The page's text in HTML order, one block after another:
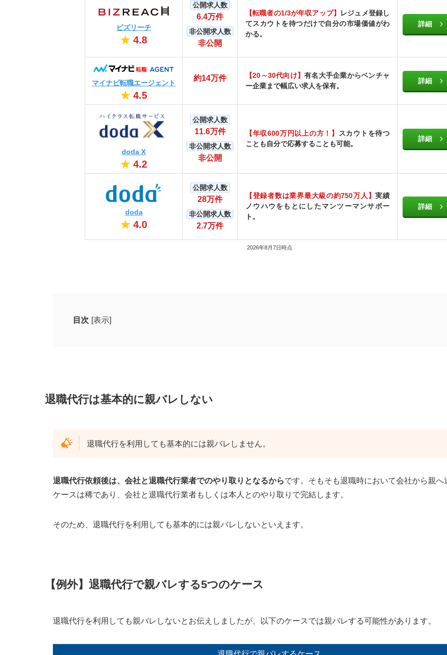
ビズリーチ
★ 4.8
公開求人数
6.4万件
非公開求人数
非公開
【転職者の1/3が年収アップ】
レジュメ登録し
てスカウトを待つだけで自分の市場価値がわ
かる。
詳細
マイナビ転職エージェント
★ 4.5
約14万件 【20～30代向け】有名大手企業からベンチャ
ー企業まで幅広い求人を保有。
詳細
doda X
★ 4.2
公開求人数
11.6万件
非公開求人数
非公開
【年収600万円以上の方！】
スカウトを待つ
ことも自分で応募することも可能。
詳細
doda
★ 4.0
公開求人数
28万件
非公開求人数
2.7万件
【登録者数は業界最大級の約750万人】実績
ノウハウをもとにしたマンツーマンサポー
ト。
詳細
2026年8月7日時点
目次 [表示]
会社からの嫌がらせ
退職関連書類を親に見られる
退職代行業者へ「親に連絡しないでほしい」と伝える
弁護士提供の退職代行サービスを利用する
退職代行の親バレに関するよくある質問
退職代行業者が家に来るケースはある？
退職代行は基本的に親バレしない
退職代行を利用しても基本的には親バレしません。
退職代行依頼後は、会社と退職代行業者でのやり取りとなるからです。そもそも退職時において会社から親へ
ケースは稀であり、会社と退職代行業者もしくは本人とのやり取りで完結します。
そのため、退職代行を利用しても基本的には親バレしないといえます。
【例外】退職代行で親バレする5つのケース
退職代行を利用しても親バレしないとお伝えしましたが、以下のケースでは親バレする可能性があります。